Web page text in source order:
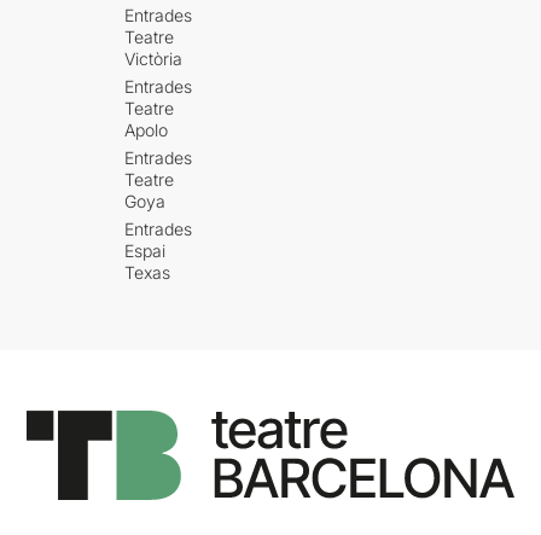
Entrades
Teatre
Victòria
Entrades
Teatre
Apolo
Entrades
Teatre
Goya
Entrades
Espai
Texas